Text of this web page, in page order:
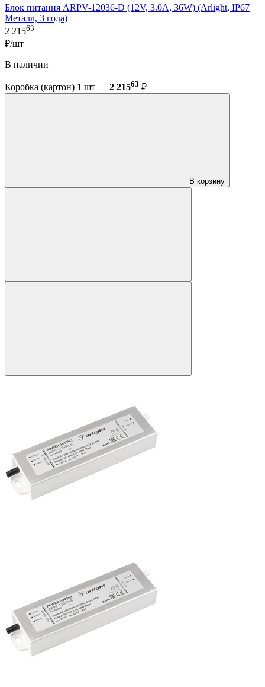
Блок питания ARPV-12036-D (12V, 3.0A, 36W) (Arlight, IP67
Металл, 3 года)
2 21563
₽/шт
В наличии
Коробка (картон) 1 шт — 2 21563 ₽
В корзину